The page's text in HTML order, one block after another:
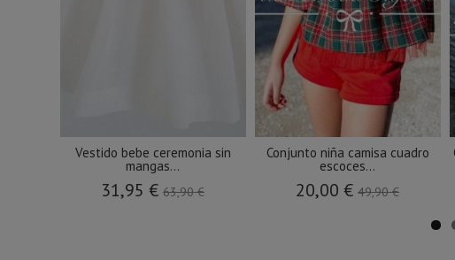
Vestido bebe ceremonia sin
mangas...
31,95 €63,90 €
Conjunto niña camisa cuadro
escoces...
20,00 €49,90 €